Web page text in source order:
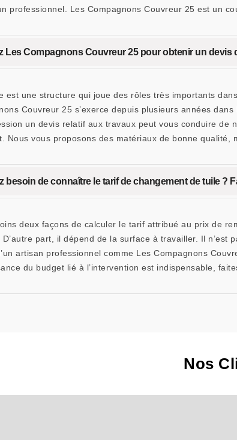
professionnel. Les Compagnons Couvreur 25 est un
Les Compagnons Couvreur 25 pour obtenir un devis
est une structure qui joue des rôles très importants
Couvreur 25 s’exerce depuis plusieurs années
un devis relatif aux travaux peut vous conduire de
Nous vous proposons des matériaux de bonne qualité,
besoin de connaître le tarif de changement de tuile ?
deux façons de calculer le tarif attribué au prix de
D’autre part, il dépend de la surface à travailler. Il
artisan professionnel comme Les Compagnons
du budget lié à l’intervention est indispensable,
Nos